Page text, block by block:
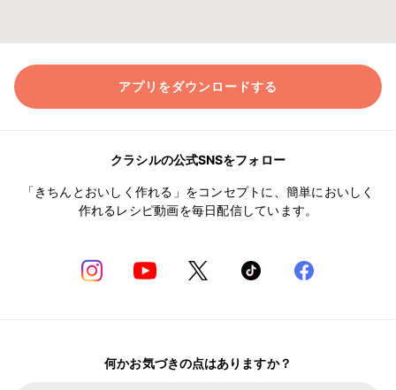
アプリをダウンロードする
クラシルの公式SNSをフォロー
「きちんとおいしく作れる」をコンセプトに、簡単においしく
作れるレシピ動画を毎日配信しています。
何かお気づきの点はありますか？